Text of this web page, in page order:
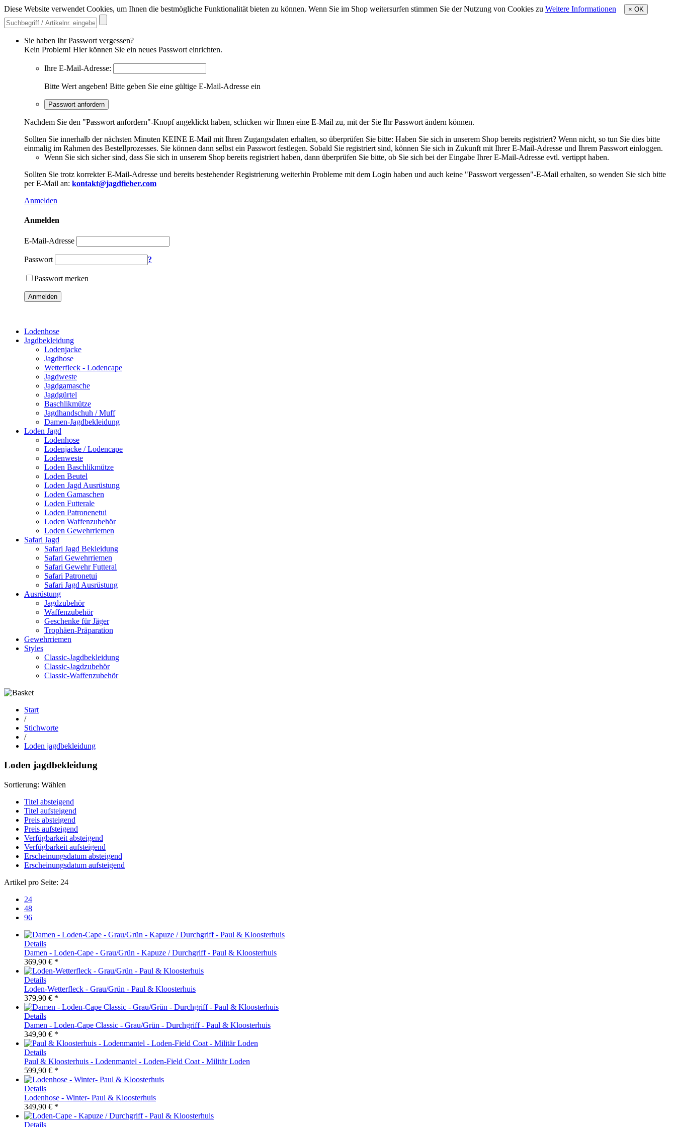
Diese Website verwendet Cookies, um Ihnen die bestmögliche Funktionalität bieten zu können. Wenn Sie im Shop weitersurfen stimmen Sie der Nutzung von Cookies zu Weitere Informationen × OK
Sie haben Ihr Passwort vergessen?
Kein Problem! Hier können Sie ein neues Passwort einrichten.
Ihre E-Mail-Adresse:
Bitte Wert angeben! Bitte geben Sie eine gültige E-Mail-Adresse ein
Passwort anfordern
Nachdem Sie den "Passwort anfordern"-Knopf angeklickt haben, schicken wir Ihnen eine E-Mail zu, mit der Sie Ihr Passwort ändern können.
Sollten Sie innerhalb der nächsten Minuten KEINE E-Mail mit Ihren Zugangsdaten erhalten, so überprüfen Sie bitte: Haben Sie sich in unserem Shop bereits registriert? Wenn nicht, so tun Sie dies bitte
einmalig im Rahmen des Bestellprozesses. Sie können dann selbst ein Passwort festlegen. Sobald Sie registriert sind, können Sie sich in Zukunft mit Ihrer E-Mail-Adresse und Ihrem Passwort einloggen.
Wenn Sie sich sicher sind, dass Sie sich in unserem Shop bereits registriert haben, dann überprüfen Sie bitte, ob Sie sich bei der Eingabe Ihrer E-Mail-Adresse evtl. vertippt haben.
Sollten Sie trotz korrekter E-Mail-Adresse und bereits bestehender Registrierung weiterhin Probleme mit dem Login haben und auch keine "Passwort vergessen"-E-Mail erhalten, so wenden Sie sich bitte
per E-Mail an: kontakt@jagdfieber.com
Anmelden
Anmelden
E-Mail-Adresse
Passwort ?
Passwort merken
Anmelden
Lodenhose
Jagdbekleidung
Lodenjacke
Jagdhose
Wetterfleck - Lodencape
Jagdweste
Jagdgamasche
Jagdgürtel
Baschlikmütze
Jagdhandschuh / Muff
Damen-Jagdbekleidung
Loden Jagd
Lodenhose
Lodenjacke / Lodencape
Lodenweste
Loden Baschlikmütze
Loden Beutel
Loden Jagd Ausrüstung
Loden Gamaschen
Loden Futterale
Loden Patronenetui
Loden Waffenzubehör
Loden Gewehrriemen
Safari Jagd
Safari Jagd Bekleidung
Safari Gewehrriemen
Safari Gewehr Futteral
Safari Patronetui
Safari Jagd Ausrüstung
Ausrüstung
Jagdzubehör
Waffenzubehör
Geschenke für Jäger
Trophäen-Präparation
Gewehrriemen
Styles
Classic-Jagdbekleidung
Classic-Jagdzubehör
Classic-Waffenzubehör
Start
/
Stichworte
/
Loden jagdbekleidung
Loden jagdbekleidung
Sortierung: Wählen
Titel absteigend
Titel aufsteigend
Preis absteigend
Preis aufsteigend
Verfügbarkeit absteigend
Verfügbarkeit aufsteigend
Erscheinungsdatum absteigend
Erscheinungsdatum aufsteigend
Artikel pro Seite: 24
24
48
96
Details
Damen - Loden-Cape - Grau/Grün - Kapuze / Durchgriff - Paul & Kloosterhuis
369,90 € *
Details
Loden-Wetterfleck - Grau/Grün - Paul & Kloosterhuis
379,90 € *
Details
Damen - Loden-Cape Classic - Grau/Grün - Durchgriff - Paul & Kloosterhuis
349,90 € *
Details
Paul & Kloosterhuis - Lodenmantel - Loden-Field Coat - Militär Loden
599,90 € *
Details
Lodenhose - Winter- Paul & Kloosterhuis
349,90 € *
Details